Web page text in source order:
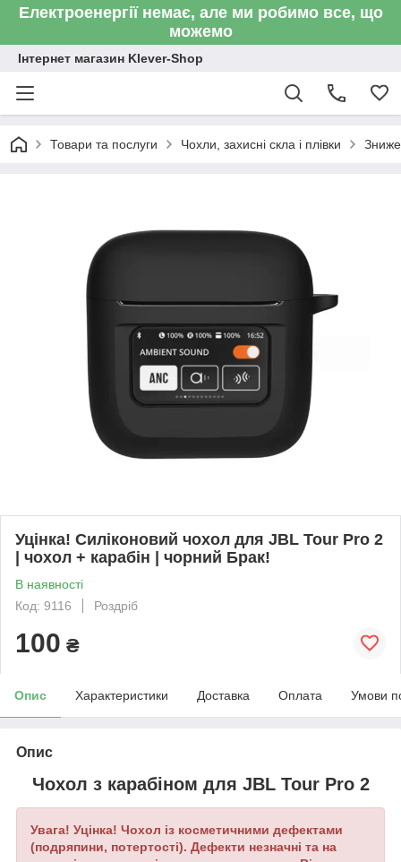
Електроенергії немає, але ми робимо все, що
можемо
Інтернет магазин Klever-Shop
Товари та послуги Чохли, захисні скла і плівки
Уцінка! Силіконовий чохол для JBL Tour Pro 2
| чохол + карабін | чорний Брак!
В наявності
Код: 9116
Роздріб
100 ₴
Опис Характеристики Доставка Оплата Умови
Опис
Чохол з карабіном для JBL Tour Pro 2
Увага! Уцінка! Чохол із косметичними дефектами
(подряпини, потертості). Дефекти незначні та на